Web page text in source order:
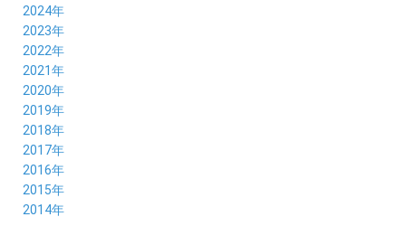
12月 (2)
11月 (2)
10月 (3)
09月 (3)
08月 (4)
07月 (4)
06月 (4)
05月 (4)
04月 (1)
03月 (3)
02月 (4)
01月 (4)
2024年
12月 (6)
11月 (5)
10月 (4)
09月 (6)
08月 (5)
07月 (5)
06月 (4)
05月 (3)
04月 (7)
03月 (5)
02月 (7)
2023年
12月 (5)
11月 (4)
10月 (5)
09月 (6)
08月 (7)
07月 (7)
06月 (7)
05月 (8)
04月 (8)
03月 (9)
2022年
12月 (9)
11月 (5)
10月 (8)
09月 (7)
08月 (5)
07月 (9)
06月 (10)
05月 (9)
04月 (7)
2021年
12月 (5)
11月 (5)
10月 (5)
09月 (5)
08月 (11)
07月 (4)
06月 (7)
05月 (8)
2020年
12月 (7)
11月 (6)
10月 (8)
09月 (10)
08月 (10)
07月 (7)
06月 (7)
2019年
12月 (8)
11月 (9)
10月 (9)
09月 (7)
08月 (8)
07月 (7)
2018年
12月 (8)
11月 (8)
10月 (7)
09月 (10)
08月 (8)
2017年
12月 (7)
11月 (8)
10月 (7)
2016年
12月 (9)
11月 (5)
2015年
12月 (9)
2014年